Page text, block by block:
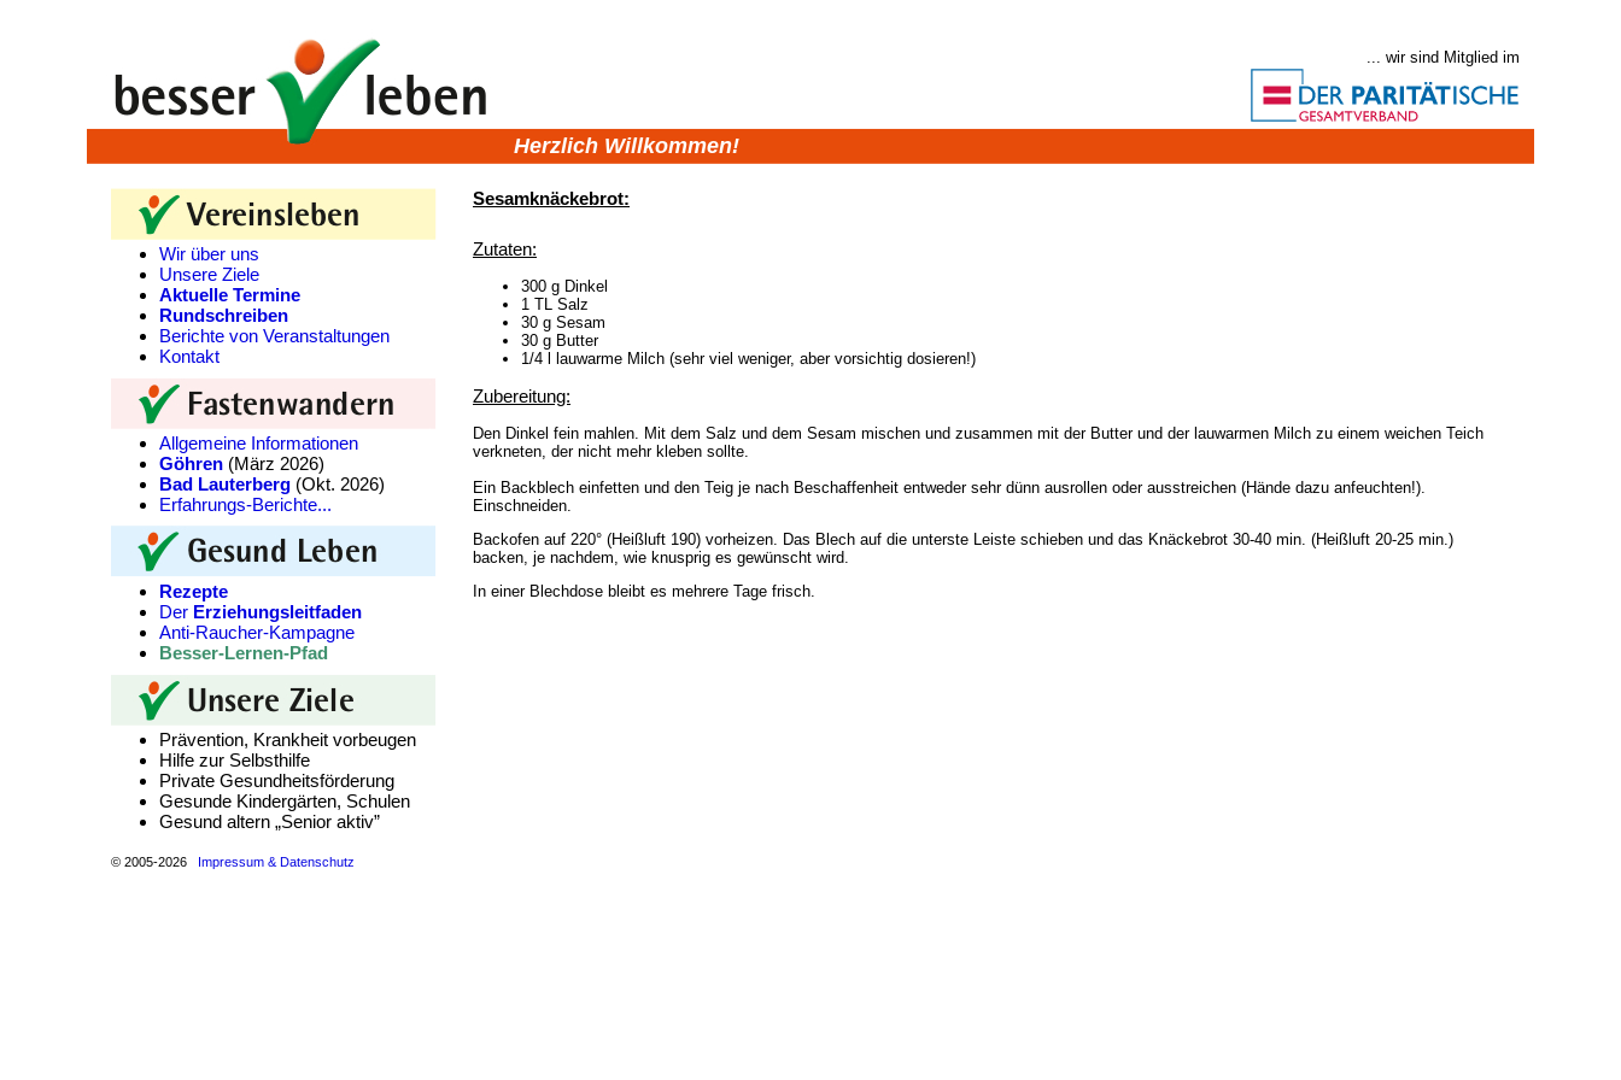
... wir sind Mitglied im
Herzlich Willkommen!
Wir über uns
Unsere Ziele
Aktuelle Termine
Rundschreiben
Berichte von Veranstaltungen
Kontakt
Allgemeine Informationen
Göhren (März 2026)
Bad Lauterberg (Okt. 2026)
Erfahrungs-Berichte...
Rezepte
Der Erziehungsleitfaden
Anti-Raucher-Kampagne
Besser-Lernen-Pfad
Prävention, Krankheit vorbeugen
Hilfe zur Selbsthilfe
Private Gesundheitsförderung
Gesunde Kindergärten, Schulen
Gesund altern „Senior aktiv”
© 2005-2026 Impressum & Datenschutz
Sesamknäckebrot:
Zutaten:
300 g Dinkel
1 TL Salz
30 g Sesam
30 g Butter
1/4 l lauwarme Milch (sehr viel weniger, aber vorsichtig dosieren!)
Zubereitung:
Den Dinkel fein mahlen. Mit dem Salz und dem Sesam mischen und zusammen mit der Butter und der lauwarmen Milch zu einem weichen Teich
verkneten, der nicht mehr kleben sollte.
Ein Backblech einfetten und den Teig je nach Beschaffenheit entweder sehr dünn ausrollen oder ausstreichen (Hände dazu anfeuchten!).
Einschneiden.
Backofen auf 220° (Heißluft 190) vorheizen. Das Blech auf die unterste Leiste schieben und das Knäckebrot 30-40 min. (Heißluft 20-25 min.)
backen, je nachdem, wie knusprig es gewünscht wird.
In einer Blechdose bleibt es mehrere Tage frisch.